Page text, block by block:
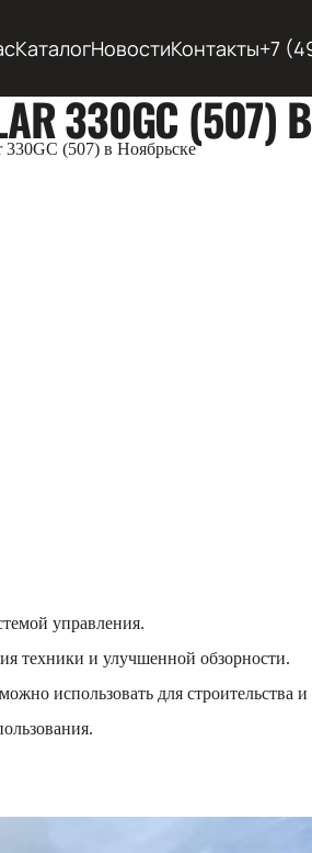
КаталогНовостиКонтакты+7
330GC (507)
(507) в Ноябрьске
управления.
техники и улучшенной обзорности.
использовать для строительства и